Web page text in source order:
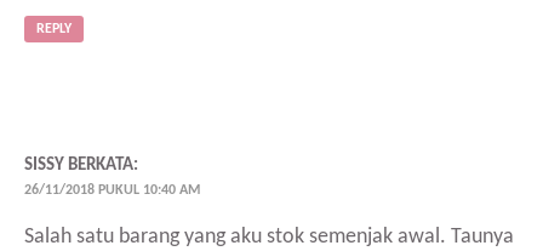
REPLY
SISSY BERKATA:
26/11/2018 PUKUL 10:40 AM
Salah satu barang yang aku stok semenjak awal. Taunya